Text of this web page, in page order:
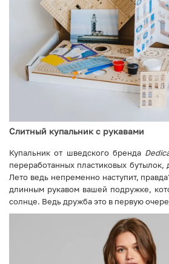
Слитный купальник с рукавами
Купальник от шведского бренда
переработанных пластиковых
Лето ведь непременно наступит,
длинным рукавом вашей подружке,
солнце. Ведь дружба это в первую